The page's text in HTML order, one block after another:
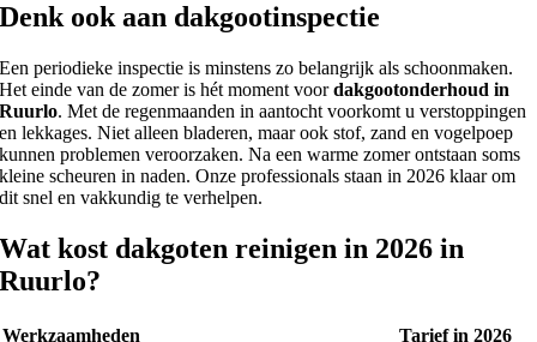
Denk ook aan dakgootinspectie
Een periodieke inspectie is minstens zo belangrijk als schoonmaken.
Het einde van de zomer is hét moment voordakgootonderhoud in
Ruurlo. Met de regenmaanden in aantocht voorkomt u verstoppingen
en lekkages. Niet alleen bladeren, maar ook stof, zand en vogelpoep
kunnen problemen veroorzaken. Na een warme zomer ontstaan soms
kleine scheuren in naden. Onze professionals staan in 2026 klaar om
dit snel en vakkundig te verhelpen.
Wat kost dakgoten reinigen in 2026 in
Ruurlo?
Werkzaamheden Tarief in 2026